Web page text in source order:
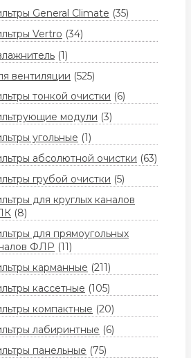
General Climate (35)
Vertro (34)
(1)
вентиляции (525)
тонкой очистки (6)
модули (3)
угольные (1)
абсолютной очистки (63)
грубой очистки (5)
для круглых каналов
(8)
для прямоугольных
ФЛР (11)
карманные (211)
кассетные (105)
компактные (20)
лабиринтные (6)
панельные (75)